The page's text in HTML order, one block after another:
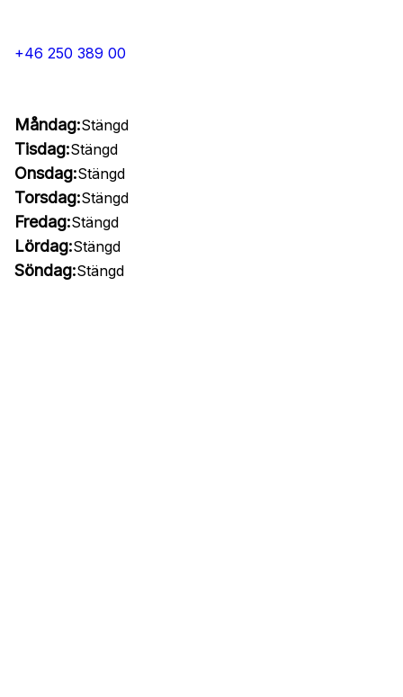
+46 250 389 00
Måndag:Stängd
Tisdag:Stängd
Onsdag:Stängd
Torsdag:Stängd
Fredag:Stängd
Lördag:Stängd
Söndag:Stängd